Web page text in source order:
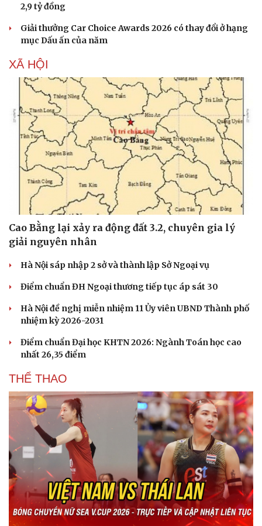
Văn hóa
Sân khấu - Điện ảnh
Văn học
Âm nhạc
Di sản
Giải trí
Nghệ sĩ
Thời trang
Sao Việt
2,9 tỷ đồng
Giải thưởng Car Choice Awards 2026 có thay đổi ở hạng
mục Dấu ấn của năm
XÃ HỘI
Cao Bằng lại xảy ra động đất 3.2, chuyên gia lý
giải nguyên nhân
Hà Nội sáp nhập 2 sở và thành lập Sở Ngoại vụ
Điểm chuẩn ĐH Ngoại thương tiếp tục áp sát 30
Hà Nội đề nghị miễn nhiệm 11 Ủy viên UBND Thành phố
nhiệm kỳ 2026-2031
Điểm chuẩn Đại học KHTN 2026: Ngành Toán học cao
nhất 26,35 điểm
THỂ THAO